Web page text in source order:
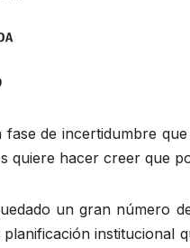
fase de incertidumbre
quiere hacer creer que
un gran número
institucional